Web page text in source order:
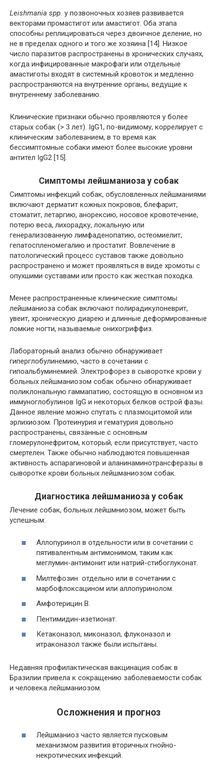
Leishmania spp. у позвоночных хозяев развивается
векторами промастигот или амастигот. Оба этапа
способны реплицироваться через двоичное деление, но
не в пределах одного и того же хозяина [14]. Низкое
число паразитов распространены в хронических случаях,
когда инфицированные макрофаги или отдельные
амастиготы входят в системный кровоток и медленно
распространяются на внутренние органы, ведущие к
внутреннему заболеванию.
Клинические признаки обычно проявляются у более
старых собак (> 3 лет). IgG1, по-видимому, коррелирует с
клиническим заболеванием, в то время как
бессимптомные собаки имеют более высокие уровни
антител IgG2 [15].
Симптомы лейшманиоза у собак
Симптомы инфекций собак, обусловленных лейшманиями
включают дерматит кожных покровов, блефарит,
стоматит, летаргию, анорексию, носовое кровотечение,
потерю веса, лихорадку, локальную или
генерализованную лимфаденопатию, остеомиелит,
гепатоспленомегалию и простатит. Вовлечение в
патологический процесс суставов также довольно
распространено и может проявляться в виде хромоты с
опухшими суставами или просто как жесткая походка.
Менее распространенные клинические симптомы
лейшманиоза собак включают полирадикулоневрит,
увеит, хроническую диарею и длинные деформированные
ломкие ногти, называемые онихогриффиз.
Лабораторный анализ обычно обнаруживает
гиперглобулинемию, часто в сочетании с
гипоальбуминемией. Электрофорез в сыворотке крови у
больных лейшманиозом собак обычно обнаруживает
поликлональную гаммапатию, состоящую в основном из
иммуноглобулинов IgG и некоторых белков острой фазы.
Данное явление можно спутать с плазмоцитомой или
эрлихиозом. Протеинурия и гематурия довольно
распространены, связанные с основным
гломерулонефритом, который, если присутствует, часто
смертелен. Также обычно наблюдаются повышенная
активность аспарагиновой и аланинаминотрансферазы в
сыворотке крови больных лейшманиозом собак.
Диагностика лейшманиоза у собак
Лечение собак, больных лейшмниозом, может быть
успешным:
Аллопуринол в отдельности или в сочетании с
пятивалентным антимонимом, таким как
меглумин-антимонит или натрий-стибоглуконат.
Милтефозин отдельно или в сочетании с
марбофлоксацином или аллопуринолом.
Амфотерицин B.
Пентимидин-изетионат.
Кетаконазол, миконазол, флуконазол и
итраконазол также были испытаны.
Недавняя профилактическая вакцинация собак в
Бразилии привела к сокращению заболеваемости собак
и человека лейшманиозом.
Осложнения и прогноз
Лейшманиоз часто является пусковым
механизмом развития вторичных гнойно-
некротических инфекций.